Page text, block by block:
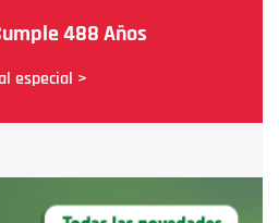
488 Años
especial >